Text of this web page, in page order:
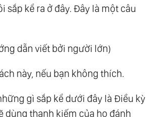
sắp kể ra ở đây. Đây là một câu
dẫn viết bởi người lớn)
này, nếu bạn không thích.
gì sắp kể dưới đây là Điều kỳ
dùng thanh kiếm của họ đánh